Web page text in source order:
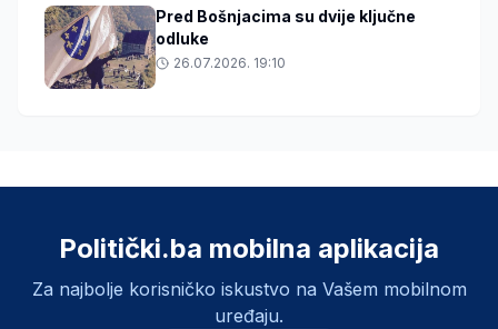
Pred Bošnjacima su dvije ključne
odluke
26.07.2026. 19:10
Politički.ba mobilna aplikacija
Za najbolje korisničko iskustvo na Vašem mobilnom
uređaju.